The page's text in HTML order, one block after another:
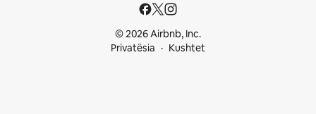
© 2026 Airbnb, Inc.
Privatësia
Kushtet